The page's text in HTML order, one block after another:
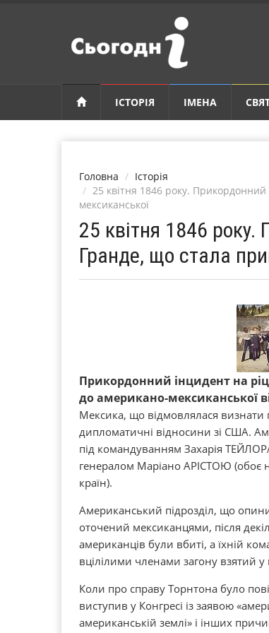
ІСТОРІЯ ІМЕНА
Головна
Історія
25 квітня 1846 року.
мексиканської
25 квітня 1846 року.
Гранде, що стала
Прикордонний інцидент на
до американо-мексиканської
Мексика, що відмовлялася
дипломатичні відносини зі США.
під командуванням Захарія
генералом Маріано АРІСТОЮ (обоє
країн).
Американський підрозділ, що
оточений мексиканцями, після
американців були вбиті, а їхній
вцілілими членами загону взятий
Коли про справу Торнтона було
виступив у Конгресі із заявою
американській землі» і інших